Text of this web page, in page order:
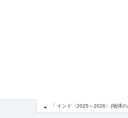
「 インド〈2025～2026〉(地球